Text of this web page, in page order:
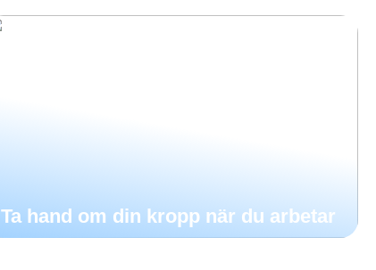
Ta hand om din kropp när du arbetar